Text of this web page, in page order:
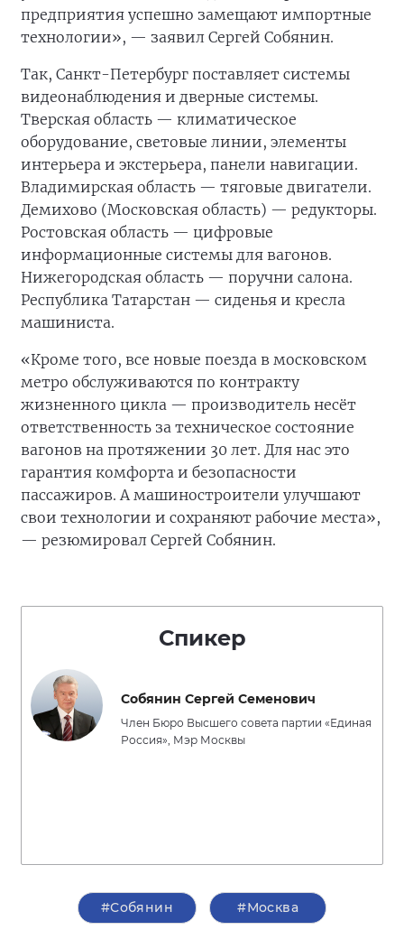
предприятия успешно замещают импортные
технологии», — заявил Сергей Собянин.
Так, Санкт-Петербург поставляет системы
видеонаблюдения и дверные системы.
Тверская область — климатическое
оборудование, световые линии, элементы
интерьера и экстерьера, панели навигации.
Владимирская область — тяговые двигатели.
Демихово (Московская область) — редукторы.
Ростовская область — цифровые
информационные системы для вагонов.
Нижегородская область — поручни салона.
Республика Татарстан — сиденья и кресла
машиниста.
«Кроме того, все новые поезда в московском
метро обслуживаются по контракту
жизненного цикла — производитель несёт
ответственность за техническое состояние
вагонов на протяжении 30 лет. Для нас это
гарантия комфорта и безопасности
пассажиров. А машиностроители улучшают
свои технологии и сохраняют рабочие места»,
— резюмировал Сергей Собянин.
Спикер
Собянин Сергей Семенович
Член Бюро Высшего совета партии «Единая
Россия», Мэр Москвы
#Собянин #Москва